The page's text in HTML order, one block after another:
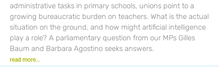
administrative tasks in primary schools, unions point to a
growing bureaucratic burden on teachers. What is the actual
situation on the ground, and how might artificial intelligence
play a role? A parliamentary question from our MPs Gilles
Baum and Barbara Agostino seeks answers.
read more...